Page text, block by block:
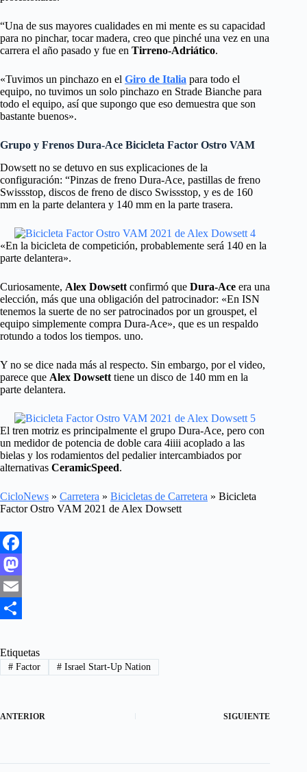
“Una de sus mayores cualidades en mi mente es su capacidad
para no pinchar, tocar madera, creo que pinché una vez en una
carrera el año pasado y fue en Tirreno-Adriático.
«Tuvimos un pinchazo en el Giro de Italia para todo el
equipo, no tuvimos un solo pinchazo en Strade Bianche para
todo el equipo, así que supongo que eso demuestra que son
bastante buenos».
Grupo y Frenos Dura-Ace Bicicleta Factor Ostro VAM
Dowsett no se detuvo en sus explicaciones de la
configuración: “Pinzas de freno Dura-Ace, pastillas de freno
Swissstop, discos de freno de disco Swissstop, y es de 160
mm en la parte delantera y 140 mm en la parte trasera.
«En la bicicleta de competición, probablemente será 140 en la
parte delantera».
Curiosamente, Alex Dowsett confirmó que Dura-Ace era una
elección, más que una obligación del patrocinador: «En ISN
tenemos la suerte de no ser patrocinados por un grouspet, el
equipo simplemente compra Dura-Ace», que es un respaldo
rotundo a todos los tiempos. uno.
Y no se dice nada más al respecto. Sin embargo, por el video,
parece que Alex Dowsett tiene un disco de 140 mm en la
parte delantera.
El tren motriz es principalmente el grupo Dura-Ace, pero con
un medidor de potencia de doble cara 4iiii acoplado a las
bielas y los rodamientos del pedalier intercambiados por
alternativas CeramicSpeed.
CicloNews » Carretera » Bicicletas de Carretera » Bicicleta
Factor Ostro VAM 2021 de Alex Dowsett
F
a
c
b
o
k
M
a
t
o
o
E
a
i
h
a
e
Etiquetas
#Factor #Israel Start-Up Nation
ANTERIOR SIGUIENTE